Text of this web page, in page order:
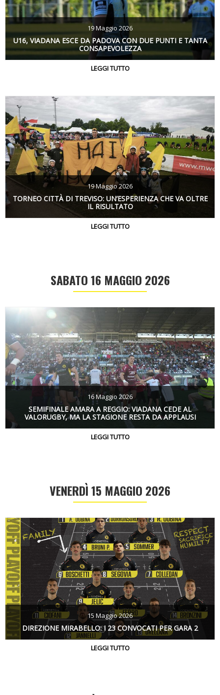
19 Maggio 2026
U16, VIADANA ESCE DA PADOVA CON DUE PUNTI E TANTA
CONSAPEVOLEZZA
LEGGI TUTTO
19 Maggio 2026
TORNEO CITTÀ DI TREVISO: UN’ESPERIENZA CHE VA OLTRE
IL RISULTATO
LEGGI TUTTO
SABATO 16 MAGGIO 2026
16 Maggio 2026
SEMIFINALE AMARA A REGGIO: VIADANA CEDE AL
VALORUGBY, MA LA STAGIONE RESTA DA APPLAUSI
LEGGI TUTTO
VENERDÌ 15 MAGGIO 2026
15 Maggio 2026
DIREZIONE MIRABELLO: I 23 CONVOCATI PER GARA 2
LEGGI TUTTO